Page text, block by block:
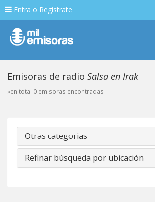
Entra o Registrate
Emisoras de radio Salsa en Irak
»en total 0 emisoras encontradas
Otras categorias
Refinar búsqueda por ubicación